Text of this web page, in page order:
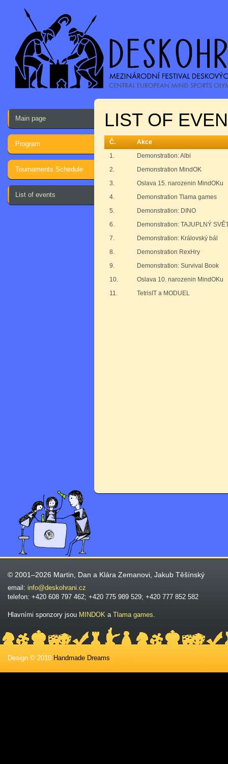
Main page
Program
Tournaments Schedule
List of events
LIST OF
Č.
Akce
1.
Demonstration: Albi
2.
Demonstration MindOK
3.
Oslava 15. narozenin MindOKu
4.
Demonstration Tlama games
5.
Demonstration: DINO
6.
Demonstration: TAJUPLNÝ
7.
Demonstration: Královský bál
8.
Demonstration RexHry
9.
Demonstration: Survival Book
10.
Oslava 10. narozenin MindOKu
11.
TetrisIT a MODUEL
© 2001–2026 Martin, Dan a Klára Zemanovi, Jakub Těšínský
email: info@deskohrani.cz
telefon: +420 608 797 462; +420 775 989 529; +420 777 852 582
Hlavními sponzory jsou MINDOK a Tlama games.
Design © 2010 Handmade Dreams